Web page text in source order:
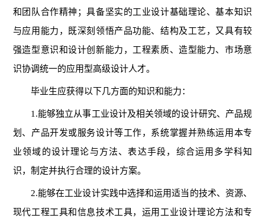
和团队合作精神；具备坚实的工业设计基础理论、基本知识
与应用能力，既深刻领悟产品功能、结构及工艺，又具有较
强造型意识和设计创新能力，工程素质、造型能力、市场意
识协调统一的应用型高级设计人才。
毕业生应获得以下几方面的知识和能力：
1.能够独立从事工业设计及相关领域的设计研究、产品规
划、产品开发或服务设计等工作，系统掌握并熟练运用本专
业领域的设计理论与方法、表达手段，综合运用多学科知
识，制定并执行合理的设计方案。
2.能够在工业设计实践中选择和运用适当的技术、资源、
现代工程工具和信息技术工具，运用工业设计理论方法和专